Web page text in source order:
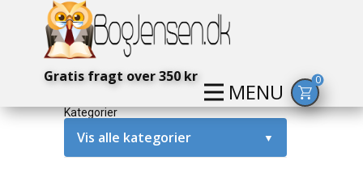
MENU
Gratis fragt over 350 kr 0
Kategorier
Vis alle kategorier ▼